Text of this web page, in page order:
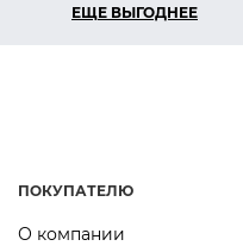
ЕЩЕ ВЫГОДНЕЕ
ПОКУПАТЕЛЮ
О компании